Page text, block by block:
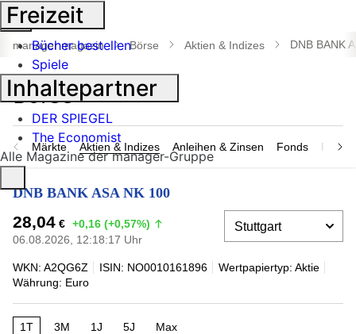
Suche
öffnen
manager magazin Börse Aktien & Indizes DNB BANK
Märkte Aktien & Indizes Anleihen & Zinsen Fonds
DNB BANK ASA NK 100
28,04 € +0,16 (+0,57%)
06.08.2026, 12:18:17 Uhr
WKN: A2QG6Z ISIN: NO0010161896
Wertpapiertyp: Aktie
Währung: Euro
1T 3M 1J 5J Max
Freizeit
Bücher bestellen
Spiele
Inhaltepartner
DER SPIEGEL
The Economist
Alle Magazine der manager-Gruppe